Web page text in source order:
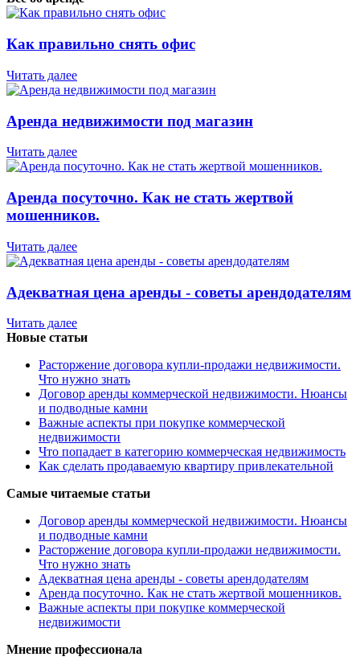
Как правильно снять офис
Читать далее
Аренда недвижимости под магазин
Читать далее
Аренда посуточно. Как не стать жертвой
мошенников.
Читать далее
Адекватная цена аренды - советы арендодателям
Читать далее
Новые статьи
Расторжение договора купли-продажи недвижимости.
Что нужно знать
Договор аренды коммерческой недвижимости. Нюансы
и подводные камни
Важные аспекты при покупке коммерческой
недвижимости
Что попадает в категорию коммерческая недвижимость
Как сделать продаваемую квартиру привлекательной
Самые читаемые статьи
Договор аренды коммерческой недвижимости. Нюансы
и подводные камни
Расторжение договора купли-продажи недвижимости.
Что нужно знать
Адекватная цена аренды - советы арендодателям
Аренда посуточно. Как не стать жертвой мошенников.
Важные аспекты при покупке коммерческой
недвижимости
Мнение профессионала